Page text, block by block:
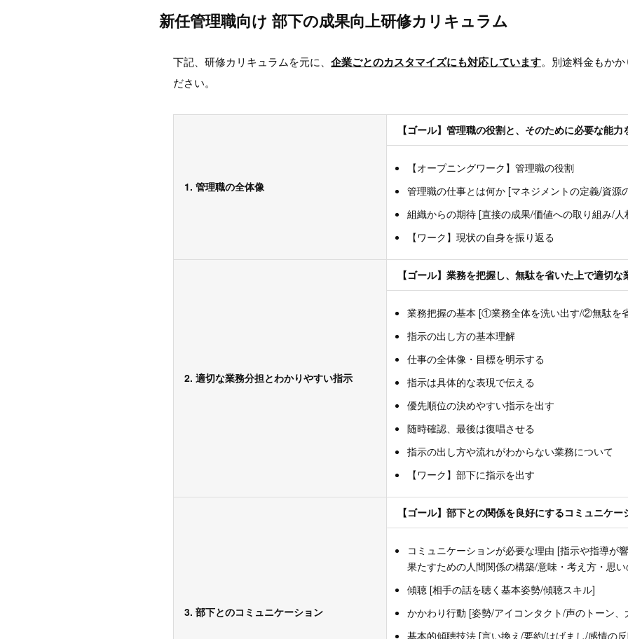
新任管理職向け 部下の成果向上研修カリキュラム
下記、研修カリキュラムを元に、 企業ごとのカスタマイズにも対応しています。別途料金もか
ださい。
1. 管理職の全体像
【ゴール】管理職の役割と、そのために必要な能力
【オープニングワーク】管理職の役割
管理職の仕事とは何か [マネジメントの定義/資源
組織からの期待 [直接の成果/価値への取り組み/人
【ワーク】現状の自身を振り返る
2. 適切な業務分担とわかりやすい指示
【ゴール】業務を把握し、無駄を省いた上で適切な
業務把握の基本 [①業務全体を洗い出す/②無駄を
指示の出し方の基本理解
仕事の全体像・目標を明示する
指示は具体的な表現で伝える
優先順位の決めやすい指示を出す
随時確認、最後は復唱させる
指示の出し方や流れがわからない業務について
【ワーク】部下に指示を出す
3. 部下とのコミュニケーション
【ゴール】部下との関係を良好にするコミュニケ
コミュニケーションが必要な理由 [指示や指導が
果たすための人間関係の構築/意味・考え方・思
傾聴 [相手の話を聴く基本姿勢/傾聴スキル]
かかわり行動 [姿勢/アイコンタクト/声のトーン
基本的傾聴技法 [言い換え/要約/はげまし/感情の